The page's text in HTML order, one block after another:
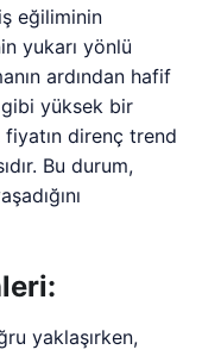
eğiliminin
yukarı yönlü
ardından hafif
yüksek bir
direnç trend
Bu durum,
yaklaşırken,